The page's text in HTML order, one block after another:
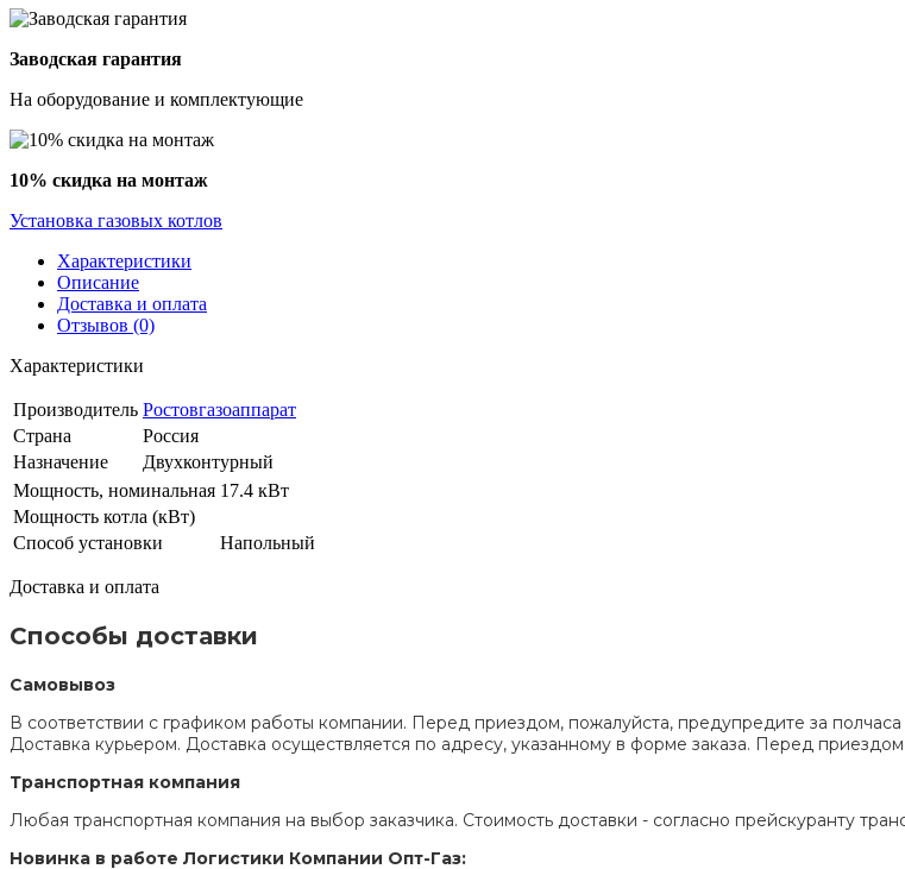
Заводская гарантия
На оборудование и комплектующие
10% скидка на монтаж
Установка газовых котлов
Характеристики
Описание
Доставка и оплата
Отзывов (0)
Характеристики
Производитель Ростовгазоаппарат
Страна
Россия
Назначение
Двухконтурный
Мощность, номинальная 17.4 кВт
Мощность котла (кВт)
Способ установки
Напольный
Доставка и оплата
Способы доставки
Самовывоз
В соответствии с графиком работы компании. Перед приездом, пожалуйста, предупредите за
Доставка курьером. Доставка осуществляется по адресу, указанному в форме заказа. Перед
Транспортная компания
Любая транспортная компания на выбор заказчика. Стоимость доставки - согласно прейскуранту
Новинка в работе Логистики Компании Опт-Газ: